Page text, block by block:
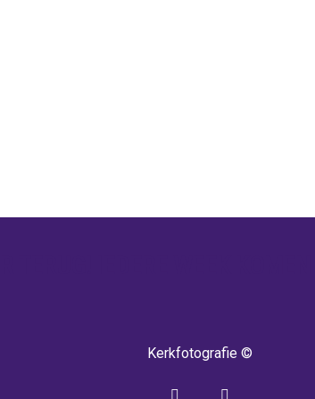
Kerkfotografie ©